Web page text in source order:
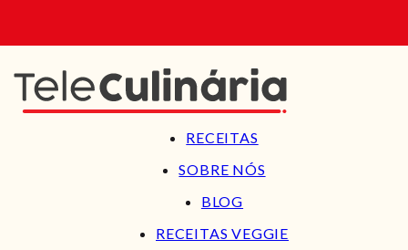
RECEITAS
SOBRE NÓS
BLOG
RECEITAS VEGGIE